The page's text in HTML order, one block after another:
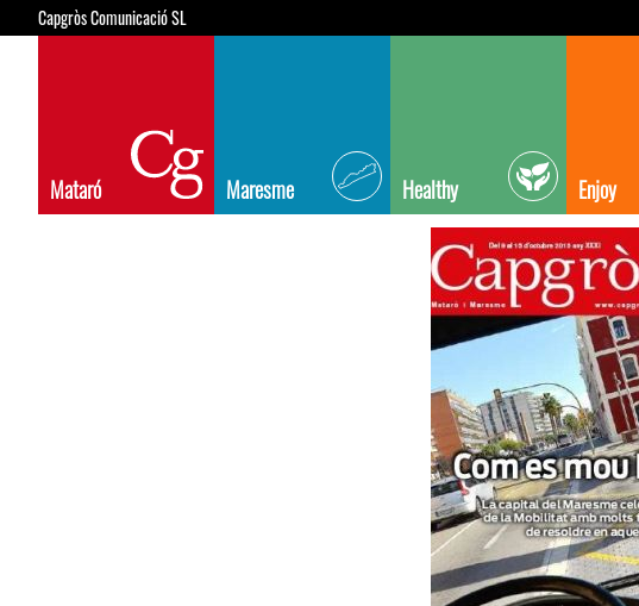
Capgròs Comunicació SL
Mataró Maresme Healthy Enjoy